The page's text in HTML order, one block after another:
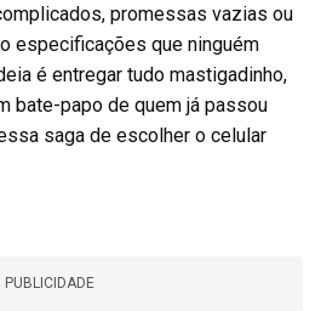
promessas vazias ou
especificações que ninguém
é entregar tudo mastigadinho,
bate-papo de quem já passou
saga de escolher o celular
PUBLICIDADE